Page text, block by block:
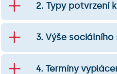
2. Typy potvrzení
3. Výše
4. Termíny